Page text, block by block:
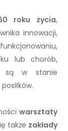
roku życia,
innowacji,
lub chorób,
są w stanie
warsztaty
także zakłady